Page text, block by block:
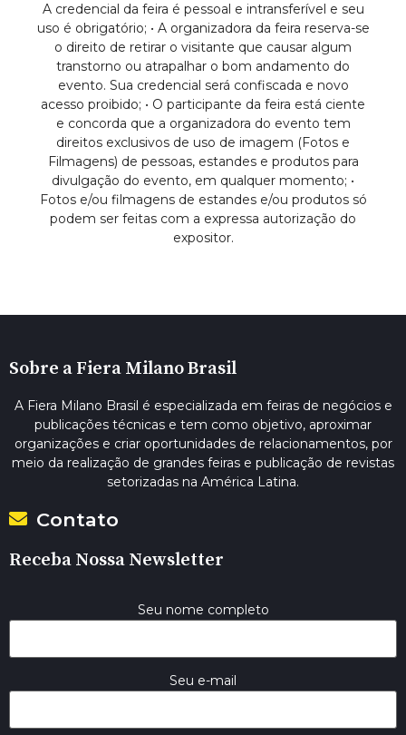
A credencial da feira é pessoal e intransferível e seu
uso é obrigatório; • A organizadora da feira reserva-se
o direito de retirar o visitante que causar algum
transtorno ou atrapalhar o bom andamento do
evento. Sua credencial será confiscada e novo
acesso proibido; • O participante da feira está ciente
e concorda que a organizadora do evento tem
direitos exclusivos de uso de imagem (Fotos e
Filmagens) de pessoas, estandes e produtos para
divulgação do evento, em qualquer momento; •
Fotos e/ou filmagens de estandes e/ou produtos só
podem ser feitas com a expressa autorização do
expositor.
Sobre a Fiera Milano Brasil
A Fiera Milano Brasil é especializada em feiras de negócios e
publicações técnicas e tem como objetivo, aproximar
organizações e criar oportunidades de relacionamentos, por
meio da realização de grandes feiras e publicação de revistas
setorizadas na América Latina.
Contato
Receba Nossa Newsletter
Seu nome completo
Seu e-mail